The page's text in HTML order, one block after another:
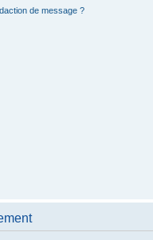
de message ?